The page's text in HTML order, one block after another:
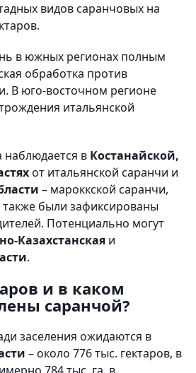
видов саранчовых на
в южных регионах полным
обработка против
В юго-восточном регионе
итальянской
в Костанайской,
от итальянской саранчи и
– мароккской саранчи,
были зафиксированы
Потенциально могут
Казахстанская и
.
и в каком
саранчой?
заселения ожидаются в
– около 776 тыс. гектаров, в